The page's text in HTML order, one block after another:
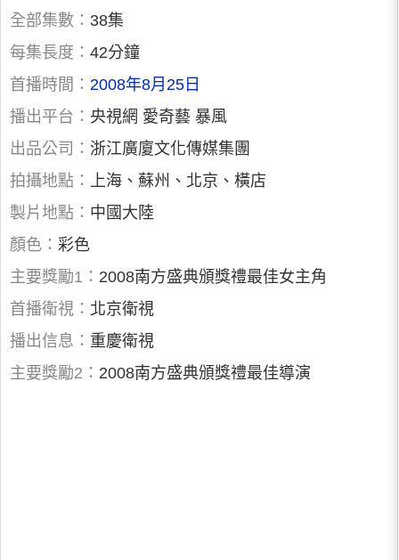
全部集數： 38集
每集長度： 42分鐘
首播時間： 2008年8月25日
播出平台： 央視網 愛奇藝 暴風
出品公司： 浙江廣廈文化傳媒集團
拍攝地點： 上海、蘇州、北京、橫店
製片地點： 中國大陸
顏色： 彩色
主要獎勵1： 2008南方盛典頒獎禮最佳女主角
首播衛視： 北京衛視
播出信息： 重慶衛視
主要獎勵2： 2008南方盛典頒獎禮最佳導演